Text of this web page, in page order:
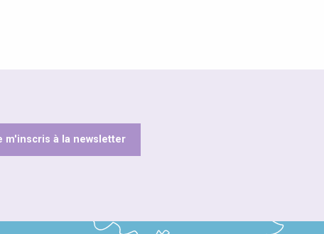
m'inscris à la newsletter